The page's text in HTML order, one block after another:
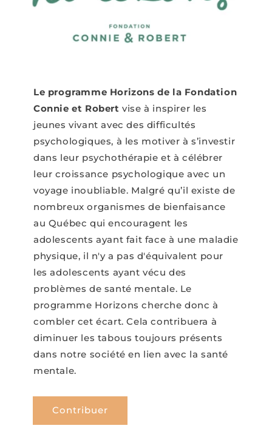
Le programme Horizons de la Fondation
Connie et Robert vise à inspirer les
jeunes vivant avec des difficultés
psychologiques, à les motiver à s’investir
dans leur psychothérapie et à célébrer
leur croissance psychologique avec un
voyage inoubliable. Malgré qu’il existe de
nombreux organismes de bienfaisance
au Québec qui encouragent les
adolescents ayant fait face à une maladie
physique, il n'y a pas d'équivalent pour
les adolescents ayant vécu des
problèmes de santé mentale. Le
programme Horizons cherche donc à
combler cet écart. Cela contribuera à
diminuer les tabous toujours présents
dans notre société en lien avec la santé
mentale.
Contribuer